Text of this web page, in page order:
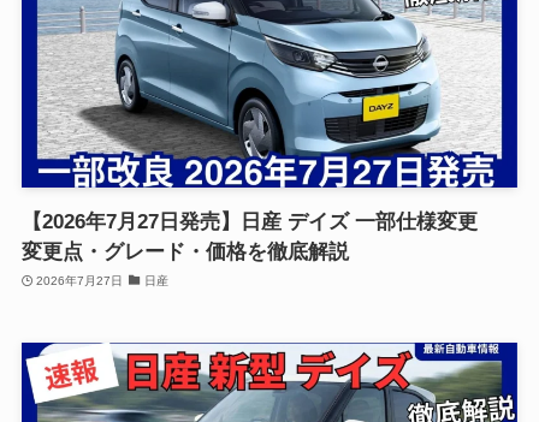
【2026年7月27日発売】日産 デイズ 一部仕様変更
変更点・グレード・価格を徹底解説
2026年7月27日 日産